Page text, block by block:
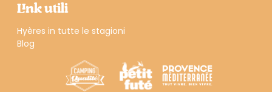
Link utili
Hyères in tutte le stagioni
Blog